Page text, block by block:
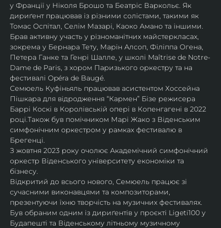
у Франції у Ніколя Брошо та Беатріс Варкольє. Як
дириґент працював із різними солістами, такими як
Томас Оспітал, Селім Мазарі, Каоко Амано та іншими.
Брав активну участь у різноманітних майстеркласах,
зокрема у Бернара Тету, Марін Алсоп, Філіппа Огена,
Петера Ганке та Генрі Шалле, у школі Maîtrise de Notre-
Dame de Paris, з хором Паризького оркестру та на
фестивалі Opéra de Baugé.
Семюель Куфіньяль працював асистентом Хоссейна
Пішкара для відродження “Кармен” Бізе режисера
Баррі Коскі в Королівській опері в Копенгагені в 2022
році.Також був помічником Марі Жако з Віденським
симфонічним оркестром у рамках фестивалю в
Брегенці.
З жовтня 2023 року очолює Академічний симфонічний
оркестр Віденського університету економіки та
бізнесу.
Відкритий до всього нового, Семюель працює зі
сучасними виконавцями та композиторами,
презентуючи їхню творчість на музичних фестивалях.
Був обраним одним із дириґентів у проєкті Ligeti100 у
Будапешті та Віденському літньому музичному